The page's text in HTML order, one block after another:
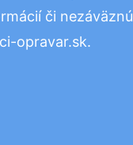
či nezáväznú
opravar.sk.